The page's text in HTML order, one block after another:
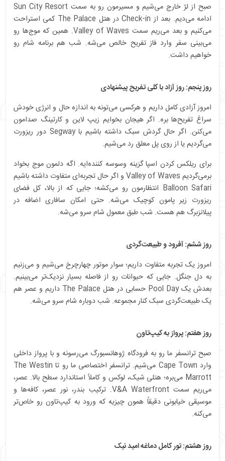
صبح از لژ خارج می‌شیم و مسیرمون رو به سمت Sun City Resort
ادامه می‌دیم. بعد از Check-in در هتل The Palace کمی استراحت
می‌کنیم و بعد می‌ریم سمت Valley of Waves. همین که موج‌ها رو
می‌بینی سفر وارد فاز تفریح خالص می‌شه. شب هم برنامه شام رو
خواهیم داشت.
روز پنجم: روز آزاد با کلی تفریح پیشنهادی
امروز آزادی کامل داریم و هرکسی می‌تونه به اندازه حال و انرژی خودش
سراغ تفریح‌ها بره. اگر هیجان بخوایم زیپ لاین و کارتینگ صدامون
می‌کنن. اگر حال گردش سبک داشته باشیم با Segway دور ریزورت
می‌گردیم یا از روی پل معلق رد می‌شیم.
برای ریلکس کردن اسپا گزینه وسوسه‌ کننده‌ایه. اگه دلمون موج بخواد
برمی‌گردیم Valley of Waves و اگر حال تجربه‌ای متفاوت داشته باشیم
Balloon Safari انتظارمون رو می‌کشه؛ جایی که از بالا، کل فضای
ریزورت زیر پامون کوچیک می‌شه. حتی امکان سافاری اضافه در
پیلانزبرگ هم هست. شب طبق معمول شام سرو می‌شه.
روز ششم: آفرود و طبیعت‌گردی
امروز یک تجربه متفاوت داریم؛ سوار موتور چهارچرخ می‌شیم و می‌زنیم
به دل جنگل. جایی که حیوانات رو از فاصله بسیار نزدیک‌تر می‌بینیم.
بعدش یک Pool Day حسابی در هتل The Palace داریم و عصر هم
یک طبیعت‌گردی سبک کنار مجموعه. شب دوباره شام سرو می‌شه.
روز هفتم: پرواز به کیپ‌تاون
صبح ترانسفر ما رو به فرودگاه ژوهانسبورگ می‌رسونه و با پرواز داخلی
وارد Cape Town می‌شیم. ترانسفر اختصاصی ما رو تا The Westin
Marrott می‌بره؛ هتلی شیک، لوکس و کاملاً استاندارد سطح بالا. عصر،
می‌ریم سمت V&A Waterfront. ترکیب بندر، نور عصر، کافه‌ها و
موسیقی خیابونی دقیقاً همون چیزیه که ورود به کیپ‌تاون رو خاص‌تر
می‌کنه.
روز هشتم: تور کامل دماغه امید نیک